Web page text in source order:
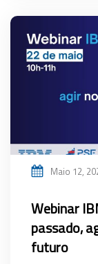
Maio 12,
Webinar
passado,
futuro